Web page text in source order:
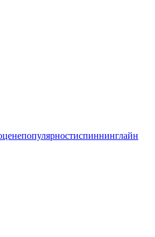
ценепопулярностиспиннинглайн